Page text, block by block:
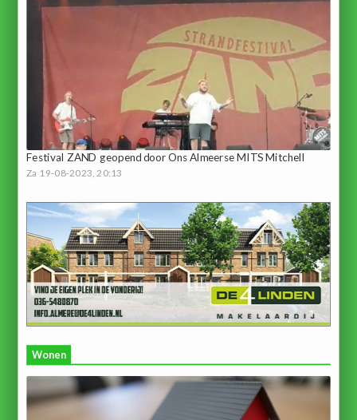
Festival ZAND geopend door Ons Almeerse MITS Mitchell
Za 19-08-2023, 20:13
Wonen